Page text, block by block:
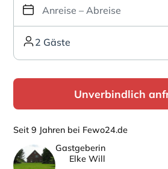
2 Gäste
Unverbindlich
Seit 9 Jahren bei Fewo24.de
Gastgeberin
Elke Will